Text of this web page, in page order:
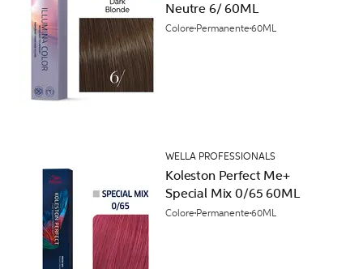
Neutre 6/ 60ML
Colore Permanente60ML
WELLA PROFESSIONALS
Koleston Perfect Me+
Special Mix 0/65 60ML
Colore Permanente60ML